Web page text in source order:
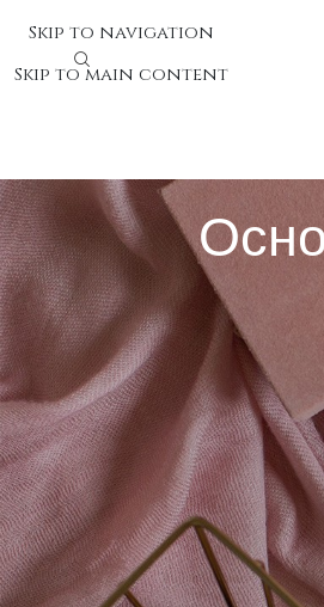
Skip to navigation
Skip to main content
Основания
Контроль программного ПО
выполняют комплекс
систем в разных
Основная задача проверки
производительность,
с сторонними сервисами.